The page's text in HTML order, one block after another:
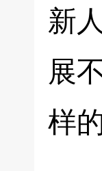
新
展
样